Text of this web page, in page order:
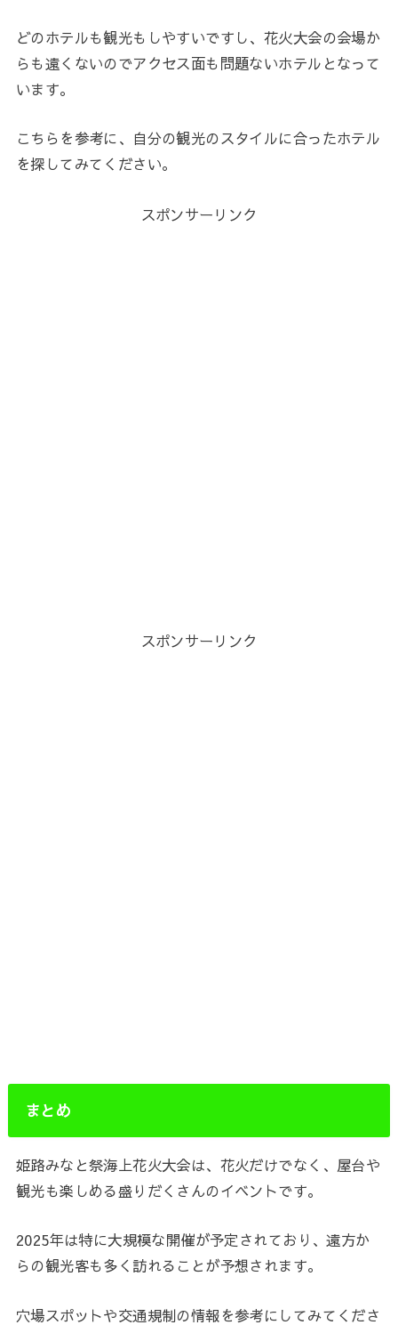
どのホテルも観光もしやすいですし、花火大会の会場か
らも遠くないのでアクセス面も問題ないホテルとなって
います。
こちらを参考に、自分の観光のスタイルに合ったホテル
を探してみてください。
スポンサーリンク
スポンサーリンク
まとめ
姫路みなと祭海上花火大会は、花火だけでなく、屋台や
観光も楽しめる盛りだくさんのイベントです。
2025年は特に大規模な開催が予定されており、遠方か
らの観光客も多く訪れることが予想されます。
穴場スポットや交通規制の情報を参考にしてみてくださ